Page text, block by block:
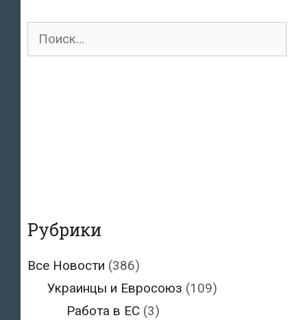
Поиск
Рубрики
Все Новости (386)
Украинцы и Евросоюз (109)
Работа в ЕС (3)